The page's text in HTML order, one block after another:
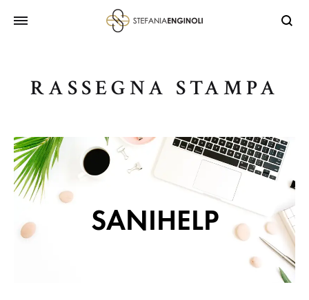
RASSEGNA STAMPA
SANIHELP